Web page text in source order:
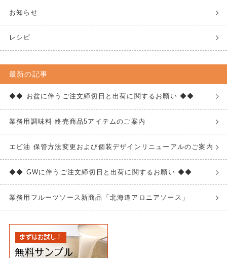
お知らせ
レシピ
最新の記事
◆◆ お盆に伴うご注文締切日と出荷に関するお願い ◆◆
業務用調味料 終売商品5アイテムのご案内
エビ油 保管方法変更および個装デザインリニューアルのご案内
◆◆ GWに伴うご注文締切日と出荷に関するお願い ◆◆
業務用フルーツソース新商品「北海道アロニアソース」